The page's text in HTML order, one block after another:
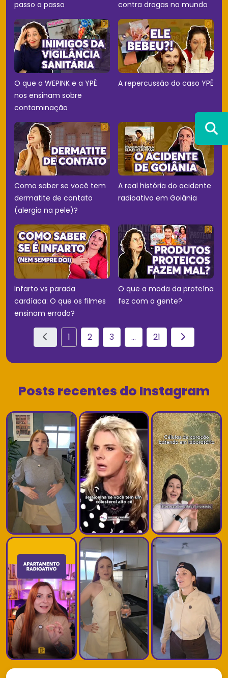
passo a passo contra drogas no mundo
O que a WEPINK e a YPÊ
nos ensinam sobre
contaminação
A repercussão do caso YPÊ
Como saber se você tem
dermatite de contato
(alergia na pele)?
A real história do acidente
radioativo em Goiânia
Infarto vs parada
cardíaca: O que os filmes
ensinam errado?
O que a moda da proteína
fez com a gente?
1 2 3 ... 21
Posts recentes do Instagram